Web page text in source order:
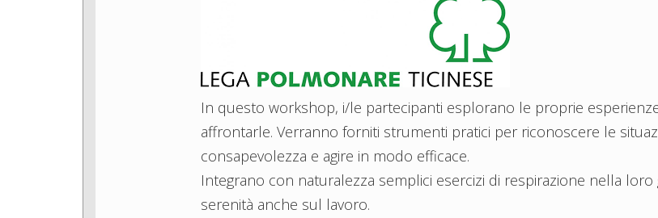
In questo workshop, i/le partecipanti esplorano le proprie
affrontarle. Verranno forniti strumenti pratici per riconoscere le
consapevolezza e agire in modo efficace.
Integrano con naturalezza semplici esercizi di respirazione nella
serenità anche sul lavoro.